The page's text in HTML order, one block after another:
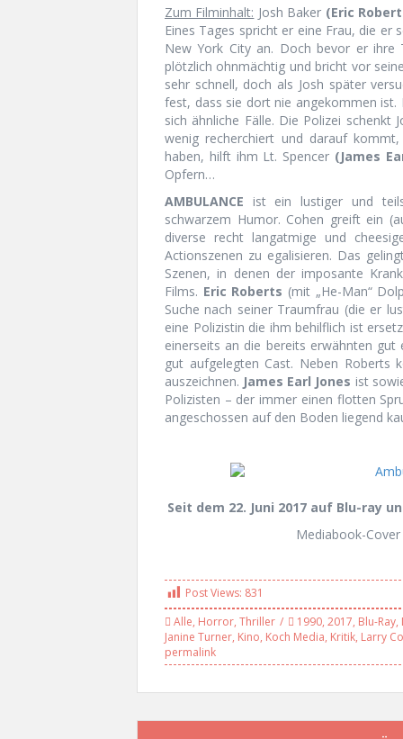
Zum Filminhalt: Josh Baker (Eric
Eines Tages spricht er eine Frau, die
New York City an. Doch bevor er ihre
plötzlich ohnmächtig und bricht vor
sehr schnell, doch als Josh später
fest, dass sie dort nie angekommen
sich ähnliche Fälle. Die Polizei schenkt
wenig recherchiert und darauf
haben, hilft ihm Lt. Spencer (James
Opfern…
AMBULANCE ist ein lustiger und
schwarzem Humor. Cohen greift ein
diverse recht langatmige und
Actionszenen zu egalisieren. Das
Szenen, in denen der imposante
Films. Eric Roberts (mit „He-Man“
Suche nach seiner Traumfrau (die er
eine Polizistin die ihm behilflich ist
einerseits an die bereits erwähnten gut
gut aufgelegten Cast. Neben Roberts
auszeichnen. James Earl Jones ist
Polizisten – der immer einen flotten
angeschossen auf den Boden liegend
Seit dem 22. Juni 2017 auf Blu-ray
Mediabook-
Post Views: 831
Alle, Horror, Thriller 1990, 2017, Blu-Ray,
Janine Turner, Kino, Koch Media, Kritik, Larry
permalink